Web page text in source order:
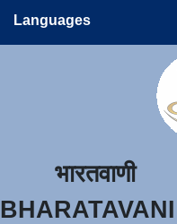
Languages
भारतवाणी
BHARATAVANI